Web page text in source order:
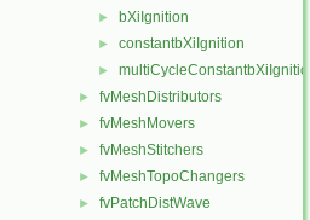
► bXiIgnition
► constantbXiIgnition
► multiCycleConstantbXiIgnition
► fvMeshDistributors
► fvMeshMovers
► fvMeshStitchers
► fvMeshTopoChangers
► fvPatchDistWave